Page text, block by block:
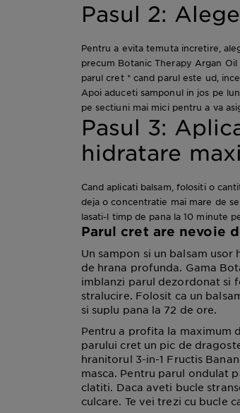
Pasul 2:
Pentru a evita temuta incretire,
precum Botanic Therapy Argan
parul cret * cand parul este ud,
Apoi aduceti samponul in jos pe
pe sectiuni mai mici pentru a va
Pasul 3:
hidratare
Cand aplicati balsam, folositi o
deja o concentratie mai mare de
lasati-l timp de pana la 10 minute
Parul cret are nevoie
Un sampon si un balsam
de hrana profunda. Gama
imblanzi parul dezordonat si
stralucire. Folosit ca un
si suplu pana la 72 de ore.
Pentru a profita la maximum
parului cret un pic de
hranitorul 3-in-1 Fructis
masca. Pentru parul ondulat
clatiti. Daca aveti bucle
culcare. Te vei trezi cu bucle